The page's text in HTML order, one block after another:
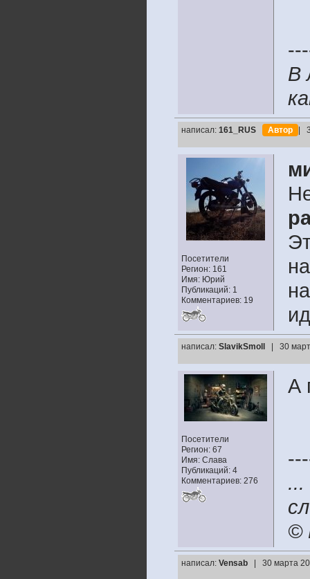
В
написал: 161_RUS Автор |
Посетители
Регион: 161
Имя: Юрий
Публикаций: 1
Комментариев: 19
написал: SlavikSmoll | 30
Посетители
Регион: 67
Имя: Слава
Публикаций: 4
Комментариев: 276
А
...
©
написал: Vensab | 30 марта